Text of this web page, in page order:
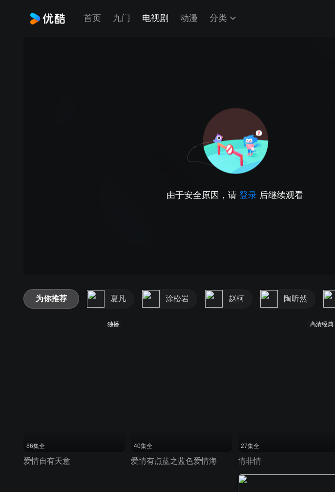
首页 九门 电视剧 动漫 分类
由于安全原因，请 登录 后继续观看
为你推荐 夏凡 涂松岩 赵柯 陶昕然
独播
86集全
爱情自有天意
40集全
爱情有点蓝之蓝色爱情海
高清经典
27集全
情非情